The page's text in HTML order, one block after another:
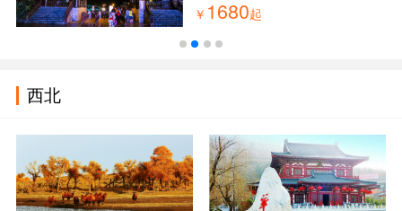
无购物团，2+1排座位大
西江苗寨景区看夜景，赠送
￥ 1680起
西北